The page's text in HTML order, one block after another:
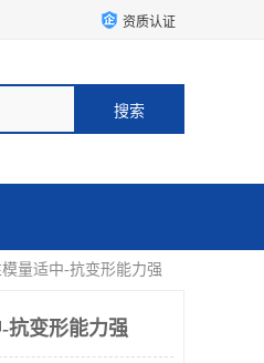
资质认证
量适中-抗变形能力强
抗变形能力强